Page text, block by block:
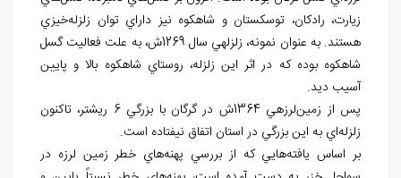
زيارت، رادکان، توسکستان و شاهکوه نيز داراي توان زلزلهخيزي
هستند. به عنوان نمونه، زلزله‏ي سال 1269ش، به علت فعاليت گسل
شاهکوه بوده که در اثر اين زلزله، روستاي شاهکوه بالا و پايين
آسيب ديد.
پس از زمين
لرزه‏ي 1364ش در گرگان با بزرگي 6 ريشتر، تاکنون
زلزلهاي به اين بزرگي در استان اتفاق نيفتاده است.
بر اساس يافتههايي که از بررسي پهنههاي خطر زمين لرزه در